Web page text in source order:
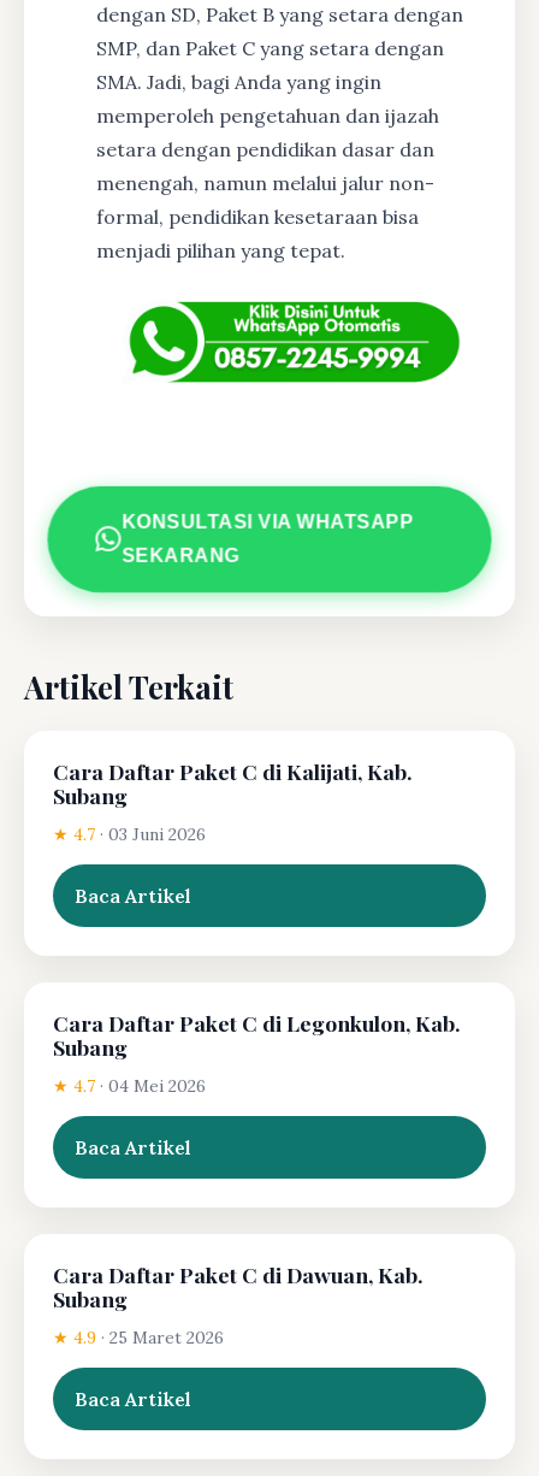
dengan SD, Paket B yang setara dengan
SMP, dan Paket C yang setara dengan
SMA. Jadi, bagi Anda yang ingin
memperoleh pengetahuan dan ijazah
setara dengan pendidikan dasar dan
menengah, namun melalui jalur non-
formal, pendidikan kesetaraan bisa
menjadi pilihan yang tepat.
KONSULTASI VIA WHATSAPP
SEKARANG
Artikel Terkait
Cara Daftar Paket C di Kalijati, Kab.
Subang
★ 4.7 · 03 Juni 2026
Baca Artikel
Cara Daftar Paket C di Legonkulon, Kab.
Subang
★ 4.7 · 04 Mei 2026
Baca Artikel
Cara Daftar Paket C di Dawuan, Kab.
Subang
★ 4.9 · 25 Maret 2026
Baca Artikel